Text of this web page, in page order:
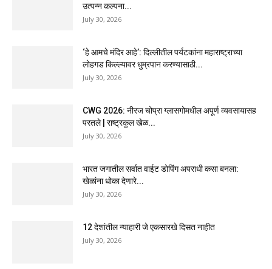
उत्पन्न कल्पना...
July 30, 2026
‘हे आमचे मंदिर आहे’: दिल्लीतील पर्यटकांना महाराष्ट्राच्या
लोहगड किल्ल्यावर धुम्रपान करण्यासाठी...
July 30, 2026
CWG 2026: नीरज चोप्रा ग्लासगोमधील अपूर्ण व्यवसायासह
परतले | राष्ट्रकुल खेळ...
July 30, 2026
भारत जगातील सर्वात वाईट डोपिंग अपराधी कसा बनला:
खेळांना धोका देणारे...
July 30, 2026
12 देशांतील न्याहारी जे एकसारखे दिसत नाहीत
July 30, 2026